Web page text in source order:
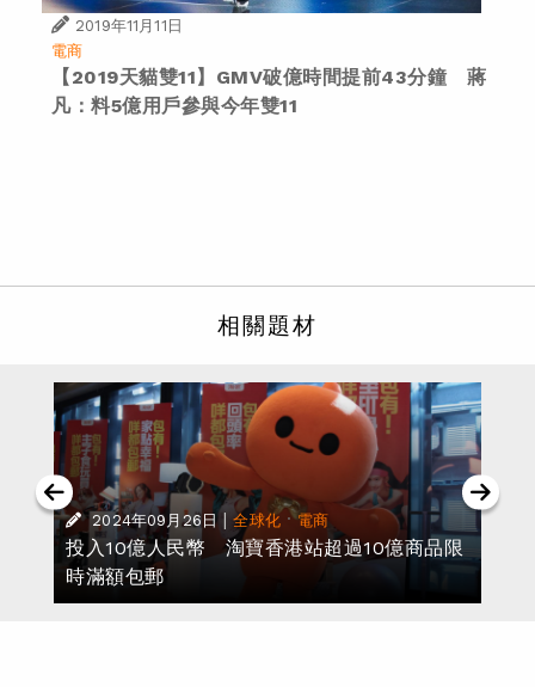
2019年11月11日
電商
【2019天貓雙11】GMV破億時間提前43分鐘 蔣
凡：料5億用戶參與今年雙11
相關題材
2024年09月26日 | 全球化·電商
投入10億人民幣 淘寶香港站超過10億商品限
時滿額包郵